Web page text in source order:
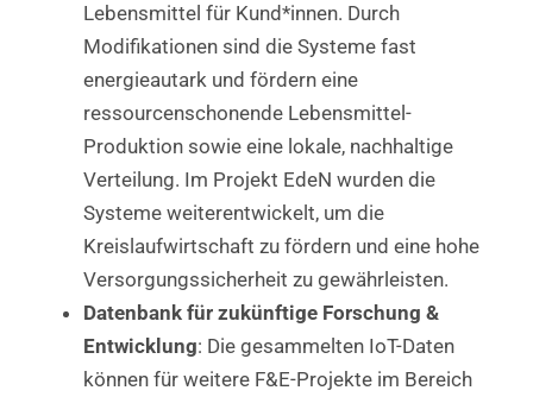
Lebensmittel für Kund*innen. Durch
Modifikationen sind die Systeme fast
energieautark und fördern eine
ressourcenschonende Lebensmittel-
Produktion sowie eine lokale, nachhaltige
Verteilung. Im Projekt EdeN wurden die
Systeme weiterentwickelt, um die
Kreislaufwirtschaft zu fördern und eine hohe
Versorgungssicherheit zu gewährleisten.
Datenbank für zukünftige Forschung &
Entwicklung: Die gesammelten IoT-Daten
können für weitere F&E-Projekte im Bereich